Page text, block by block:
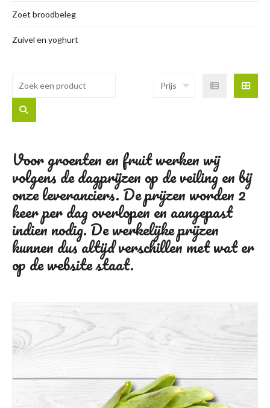
Zoet broodbeleg
Zuivel en yoghurt
Prijs
Voor groenten en fruit werken wij
volgens de dagprijzen op de veiling en bij
onze leveranciers. De prijzen worden 2
keer per dag overlopen en aangepast
indien nodig. De werkelijke prijzen
kunnen dus altijd verschillen met wat er
op de website staat.